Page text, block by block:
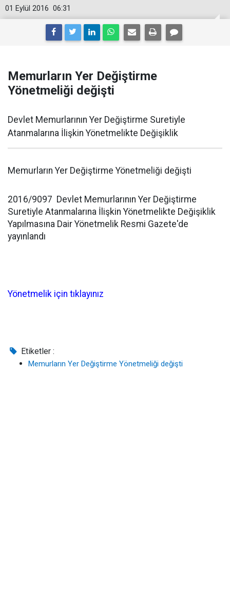
06:31
01 Eylül 2016
Memurların Yer Değiştirme
Yönetmeliği değişti
Devlet Memurlarının Yer Değiştirme Suretiyle
Atanmalarına İlişkin Yönetmelikte Değişiklik
Memurların Yer Değiştirme Yönetmeliği değişti
2016/9097 Devlet Memurlarının Yer Değiştirme
Suretiyle Atanmalarına İlişkin Yönetmelikte Değişiklik
Yapılmasına Dair Yönetmelik Resmi Gazete'de
yayınlandı
Yönetmelik için tıklayınız
Etiketler :
Memurların Yer Değiştirme Yönetmeliği değişti